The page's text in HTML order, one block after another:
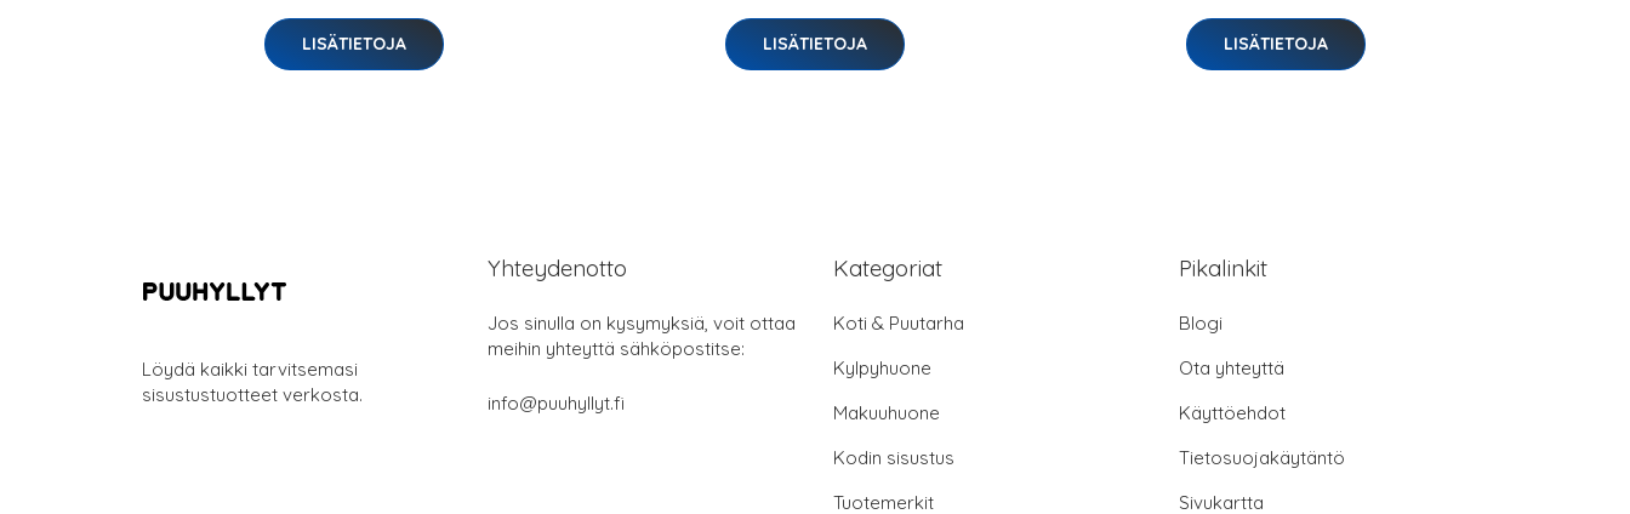
LISÄTIETOJA LISÄTIETOJA LISÄTIETOJA
Löydä kaikki tarvitsemasi
sisustustuotteet verkosta.
Yhteydenotto
Jos sinulla on kysymyksiä, voit ottaa
meihin yhteyttä sähköpostitse:
info@puuhyllyt.fi
Kategoriat
Koti & Puutarha
Kylpyhuone
Makuuhuone
Kodin sisustus
Tuotemerkit
Pikalinkit
Blogi
Ota yhteyttä
Käyttöehdot
Tietosuojakäytäntö
Sivukartta